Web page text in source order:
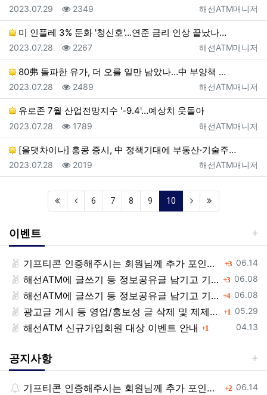
등록자
해선ATM매니저
등록일
2023.07.29 조회
2349
미 인플레 3% 둔화 '청신호'…연준 금리 인상 끝났나…
등록자
해선ATM매니저
등록일
2023.07.28 조회
2267
80弗 돌파한 유가, 더 오를 일만 남았나…中 부양책 …
등록자
해선ATM매니저
등록일
2023.07.28 조회
2489
유로존 7월 산업전망지수 '-9.4'…예상치 웃돌아
등록자
해선ATM매니저
등록일
2023.07.28 조회
1789
[올댓차이나] 홍콩 증시, 中 정책기대에 부동산·기술주…
등록자
해선ATM매니저
등록일
2023.07.28 조회
2019
6 7 8 9 10 (current)
이벤트
등록일
06.14
기프티콘 인증해주시는 회원님께 추가 포인트 쏩니다!! 3댓글
등록일
06.08
해선ATM에 글쓰기 등 정보공유글 남기고 기프티콘 받자! 3댓글
등록일
06.08
해선ATM에 글쓰기 등 정보공유글 남기고 기프티콘 받자! 4댓글
등록일
05.29
광고글 게시 등 영업/홍보성 글 삭제 및 제제대상입니다. 1댓글
등록일
04.13
해선ATM 신규가입회원 대상 이벤트 안내 1
공지사항
등록일
06.14
기프티콘 인증해주시는 회원님께 추가 포인트 쏩니다!! 2댓글